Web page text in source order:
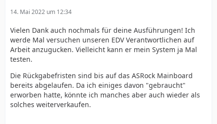
14. Mai 2022 um 12:34
Vielen Dank auch nochmals für deine Ausführungen! Ich
werde Mal versuchen unseren EDV Verantwortlichen auf
Arbeit anzugucken. Vielleicht kann er mein System ja Mal
testen.
Die Rückgabefristen sind bis auf das ASRock Mainboard
bereits abgelaufen. Da ich einiges davon "gebraucht"
erworben hatte, könnte ich manches aber auch wieder als
solches weiterverkaufen.